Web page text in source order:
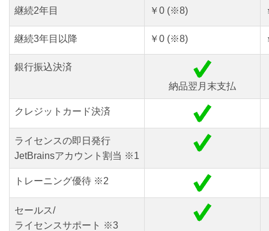
継続2年目 ￥0 (※8)
継続3年目以降 ￥0 (※8)
銀行振込決済
納品翌月末支払
クレジットカード決済
ライセンスの即日発行
JetBrainsアカウント割当 ※1
トレーニング優待 ※2
セールス/
ライセンスサポート ※3